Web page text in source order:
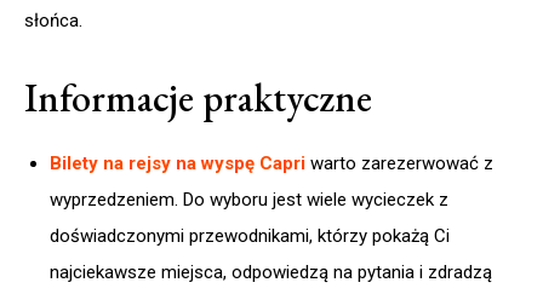
słońca.
Informacje praktyczne
Bilety na rejsy na wyspę Capri warto zarezerwować z
wyprzedzeniem. Do wyboru jest wiele wycieczek z
doświadczonymi przewodnikami, którzy pokażą Ci
najciekawsze miejsca, odpowiedzą na pytania i zdradzą